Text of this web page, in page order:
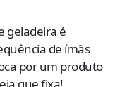
geladeira é
de ímãs
por um produto
que fixa!